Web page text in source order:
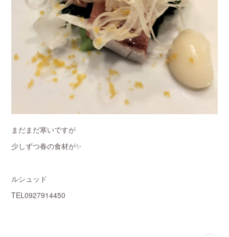
まだまだ寒いですが
少しずつ春の食材が✨
ルシュッド
TEL0927914450